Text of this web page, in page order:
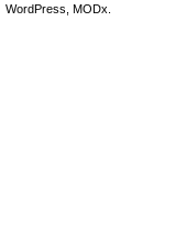
WordPress, MODx.